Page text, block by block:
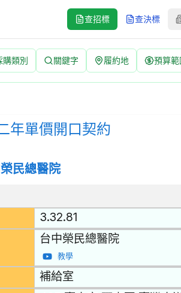
查招標 查決標
購類別 關鍵字 履約地 預算範
契約 招標公告 | 案號：115A004 | 公開招
標方式：公開招標 | 決標方式：最低標
年單價開口契約
民總醫院
3.32.81
台中榮民總醫院
教學
補給室